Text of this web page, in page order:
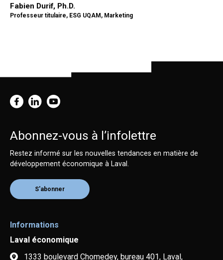
Fabien Durif, Ph.D.
Professeur titulaire, ESG UQAM​, Marketing
Abonnez-vous à l’infolettre
Restez informé sur les nouvelles tendances en matière de
développement économique à Laval.
S'abonner
Informations
Laval économique
1333 boulevard Chomedey, bureau 401, Laval,